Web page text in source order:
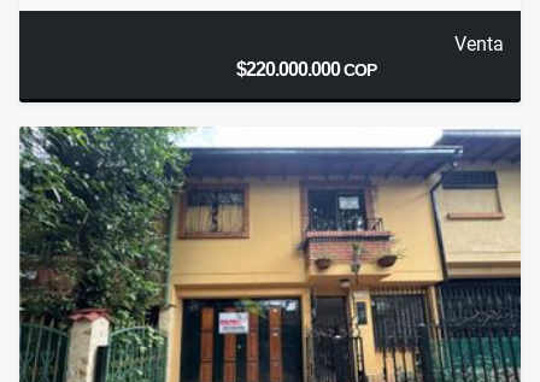
Venta
$220.000.000COP